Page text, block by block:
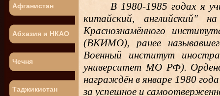
Афганистан
Абхазия и НКАО
Чечня
Таджикистан
В1980-1985 годах я
китайский, английский"
Краснознамённого
(ВКИМО), ранее
Военный институт
университет МО РФ).
награждён в январе 1980
за успешное и